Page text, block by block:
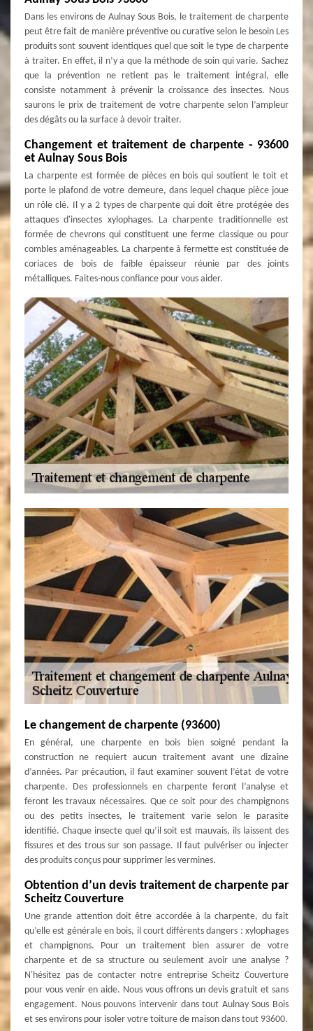
Dans les environs de Aulnay Sous Bois, le traitement de charpente
peut être fait de manière préventive ou curative selon le besoin Les
produits sont souvent identiques quel que soit le type de charpente
à traiter. En effet, il n’y a que la méthode de soin qui varie. Sachez
que la prévention ne retient pas le traitement intégral, elle
consiste notamment à prévenir la croissance des insectes. Nous
saurons le prix de traitement de votre charpente selon l’ampleur
des dégâts ou la surface à devoir traiter.
Changement et traitement de charpente - 93600
et Aulnay Sous Bois
La charpente est formée de pièces en bois qui soutient le toit et
porte le plafond de votre demeure, dans lequel chaque pièce joue
un rôle clé. Il y a 2 types de charpente qui doit être protégée des
attaques d'insectes xylophages. La charpente traditionnelle est
formée de chevrons qui constituent une ferme classique ou pour
combles aménageables. La charpente à fermette est constituée de
coriaces de bois de faible épaisseur réunie par des joints
métalliques. Faites-nous confiance pour vous aider.
Le changement de charpente (93600)
En général, une charpente en bois bien soigné pendant la
construction ne requiert aucun traitement avant une dizaine
d’années. Par précaution, il faut examiner souvent l’état de votre
charpente. Des professionnels en charpente feront l’analyse et
feront les travaux nécessaires. Que ce soit pour des champignons
ou des petits insectes, le traitement varie selon le parasite
identifié. Chaque insecte quel qu’il soit est mauvais, ils laissent des
fissures et des trous sur son passage. Il faut pulvériser ou injecter
des produits conçus pour supprimer les vermines.
Obtention d’un devis traitement de charpente par
Scheitz Couverture
Une grande attention doit être accordée à la charpente, du fait
qu’elle est générale en bois, il court différents dangers : xylophages
et champignons. Pour un traitement bien assurer de votre
charpente et de sa structure ou seulement avoir une analyse ?
N'hésitez pas de contacter notre entreprise Scheitz Couverture
pour vous venir en aide. Nous vous offrons un devis gratuit et sans
engagement. Nous pouvons intervenir dans tout Aulnay Sous Bois
et ses environs pour isoler votre toiture de maison dans tout 93600.